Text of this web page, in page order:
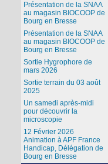
Présentation de la SNAA
au magasin BIOCOOP de
Bourg en Bresse
Présentation de la SNAA
au magasin BIOCOOP de
Bourg en Bresse
Sortie Hygrophore de
mars 2026
Sortie terrain du 03 août
2025
Un samedi après-midi
pour découvrir la
microscopie
12 Février 2026
Animation à APF France
Handicap, Délégation de
Bourg en Bresse